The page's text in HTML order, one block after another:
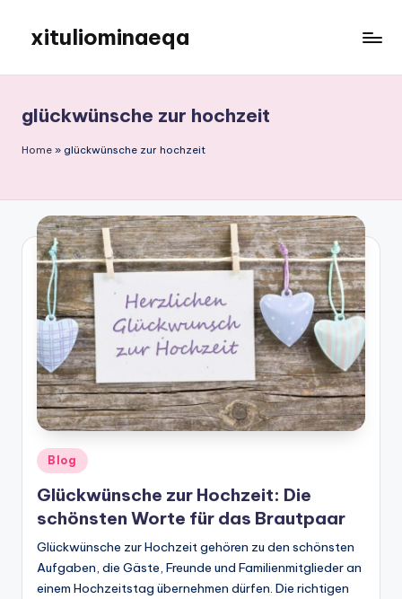
content
xituliominaeqa
glückwünsche zur hochzeit
Home » glückwünsche zur hochzeit
Posted
in
Blog
Glückwünsche zur Hochzeit: Die
schönsten Worte für das Brautpaar
Glückwünsche zur Hochzeit gehören zu den schönsten
Aufgaben, die Gäste, Freunde und Familienmitglieder an
einem Hochzeitstag übernehmen dürfen. Die richtigen